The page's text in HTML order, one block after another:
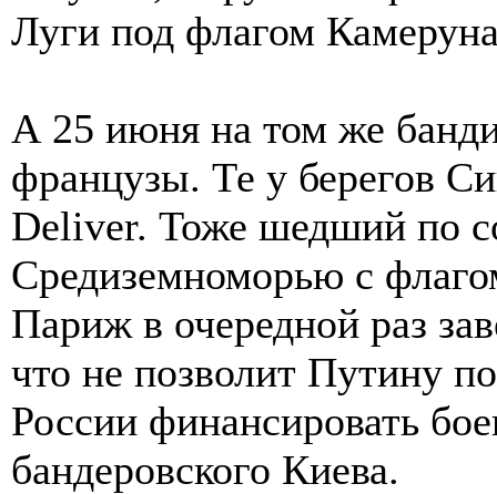
Луги под флагом
А 25 июня на том же
французы. Те у берегов
Deliver. Тоже шедший по
Средиземноморью с
Париж в очередной раз
что не позволит Путину
России финансировать
бандеровского Киева.